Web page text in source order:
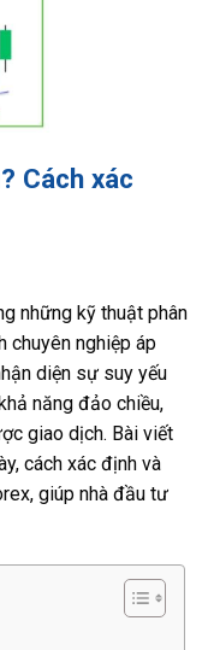
Cách xác
những kỹ thuật phân
chuyên nghiệp áp
diện sự suy yếu
năng đảo chiều,
giao dịch. Bài viết
cách xác định và
giúp nhà đầu tư